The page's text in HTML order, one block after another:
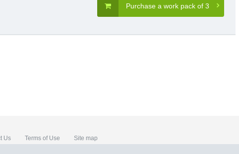
Purchase a work pack of 3
Us Terms of Use Site map